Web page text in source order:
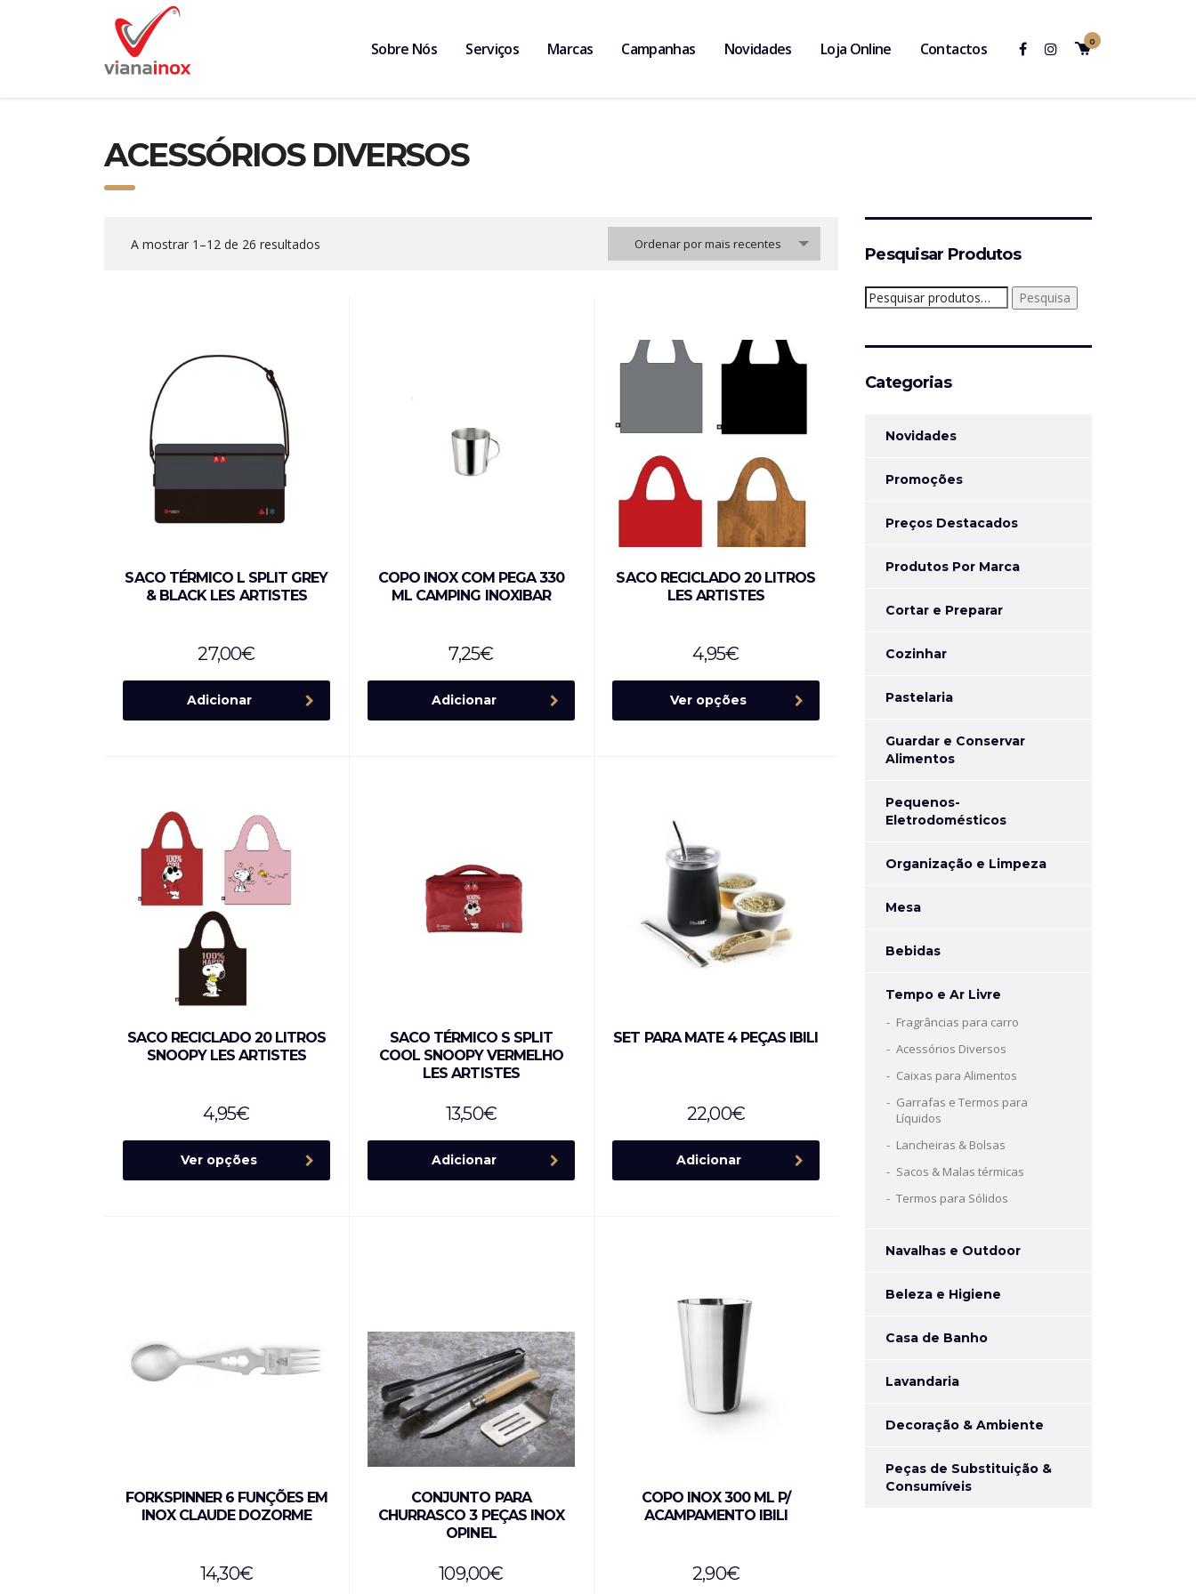
0
Sobre Nós Serviços Marcas Campanhas Novidades Loja Online Contactos
ACESSÓRIOS DIVERSOS
A mostrar 1–12 de 26 resultados Ordenar por mais recentes
SACO TÉRMICO L SPLIT GREY
& BLACK LES ARTISTES
27,00€
Adicionar
COPO INOX COM PEGA 330
ML CAMPING INOXIBAR
7,25€
Adicionar
SACO RECICLADO 20 LITROS
LES ARTISTES
4,95€
Ver opções
SACO RECICLADO 20 LITROS
SNOOPY LES ARTISTES
4,95€
Ver opções
SACO TÉRMICO S SPLIT
COOL SNOOPY VERMELHO
LES ARTISTES
13,50€
Adicionar
SET PARA MATE 4 PEÇAS IBILI
22,00€
Adicionar
FORKSPINNER 6 FUNÇÕES EM
INOX CLAUDE DOZORME
14,30€
CONJUNTO PARA
CHURRASCO 3 PEÇAS INOX
OPINEL
109,00€
COPO INOX 300 ML P/
ACAMPAMENTO IBILI
2,90€
Pesquisar Produtos
Pesquisar
por:
Pesquisa
Categorias
Novidades
Promoções
Preços Destacados
Produtos Por Marca
Cortar e Preparar
Cozinhar
Pastelaria
Guardar e Conservar
Alimentos
Pequenos-
Eletrodomésticos
Organização e Limpeza
Mesa
Bebidas
Tempo e Ar Livre
Fragrâncias para carro
Acessórios Diversos
Caixas para Alimentos
Garrafas e Termos para
Líquidos
Lancheiras & Bolsas
Sacos & Malas térmicas
Termos para Sólidos
Navalhas e Outdoor
Beleza e Higiene
Casa de Banho
Lavandaria
Decoração & Ambiente
Peças de Substituição &
Consumíveis